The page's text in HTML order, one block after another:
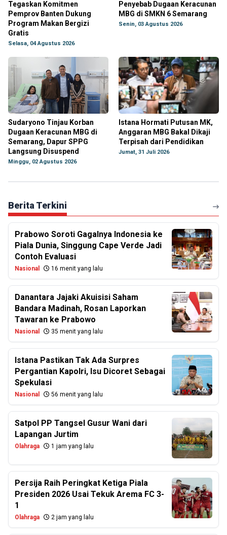
Tegaskan Komitmen
Pemprov Banten Dukung
Program Makan Bergizi
Gratis
Selasa, 04 Agustus 2026
Penyebab Dugaan Keracunan
MBG di SMKN 6 Semarang
Senin, 03 Agustus 2026
Sudaryono Tinjau Korban
Dugaan Keracunan MBG di
Semarang, Dapur SPPG
Langsung Disuspend
Minggu, 02 Agustus 2026
Istana Hormati Putusan MK,
Anggaran MBG Bakal Dikaji
Terpisah dari Pendidikan
Jumat, 31 Juli 2026
Berita Terkini
Prabowo Soroti Gagalnya Indonesia ke
Piala Dunia, Singgung Cape Verde Jadi
Contoh Evaluasi
Nasional 16 menit yang lalu
Danantara Jajaki Akuisisi Saham
Bandara Madinah, Rosan Laporkan
Tawaran ke Prabowo
Nasional 35 menit yang lalu
Istana Pastikan Tak Ada Surpres
Pergantian Kapolri, Isu Dicoret Sebagai
Spekulasi
Nasional 56 menit yang lalu
Satpol PP Tangsel Gusur Wani dari
Lapangan Jurtim
Olahraga 1 jam yang lalu
Persija Raih Peringkat Ketiga Piala
Presiden 2026 Usai Tekuk Arema FC 3-
1
Olahraga 2 jam yang lalu